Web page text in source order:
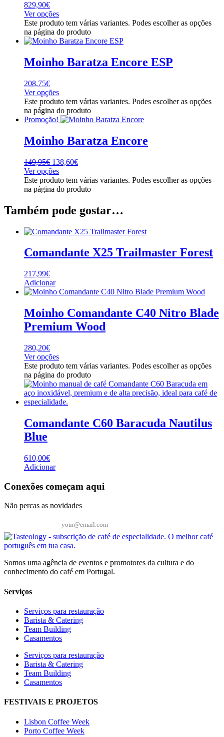
829,90€
Ver opções
Este produto tem várias variantes. Podes escolher as opções
na página do produto
Moinho Baratza Encore ESP
208,75€
Ver opções
Este produto tem várias variantes. Podes escolher as opções
na página do produto
Promoção!
Moinho Baratza Encore
149,95€ 138,60€
Ver opções
Este produto tem várias variantes. Podes escolher as opções
na página do produto
Também pode gostar…
Comandante X25 Trailmaster Forest
217,99€
Adicionar
Moinho Comandante C40 Nitro Blade
Premium Wood
280,20€
Ver opções
Este produto tem várias variantes. Podes escolher as opções
na página do produto
Comandante C60 Baracuda Nautilus
Blue
610,00€
Adicionar
Conexões começam aqui
Não percas as novidades
Somos uma agência de eventos e promotores da cultura e do
conhecimento do café em Portugal.
Serviços
Serviços para restauração
Barista & Catering
Team Building
Casamentos
Serviços para restauração
Barista & Catering
Team Building
Casamentos
FESTIVAIS E PROJETOS
Lisbon Coffee Week
Porto Coffee Week